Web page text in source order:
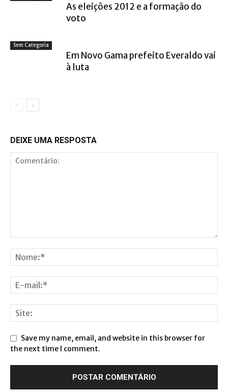
As eleições 2012 e a formação do
voto
Sem Categoria
Em Novo Gama prefeito Everaldo vai
à luta
DEIXE UMA RESPOSTA
Save my name, email, and website in this browser for
the next time I comment.